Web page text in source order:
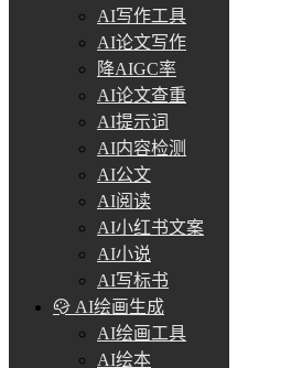
AI写作工具
AI论文写作
降AIGC率
AI论文查重
AI提示词
AI内容检测
AI公文
AI阅读
AI小红书文案
AI小说
AI写标书
AI绘画生成
AI绘画工具
AI绘本